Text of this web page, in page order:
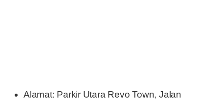
Alamat: Parkir Utara Revo Town, Jalan